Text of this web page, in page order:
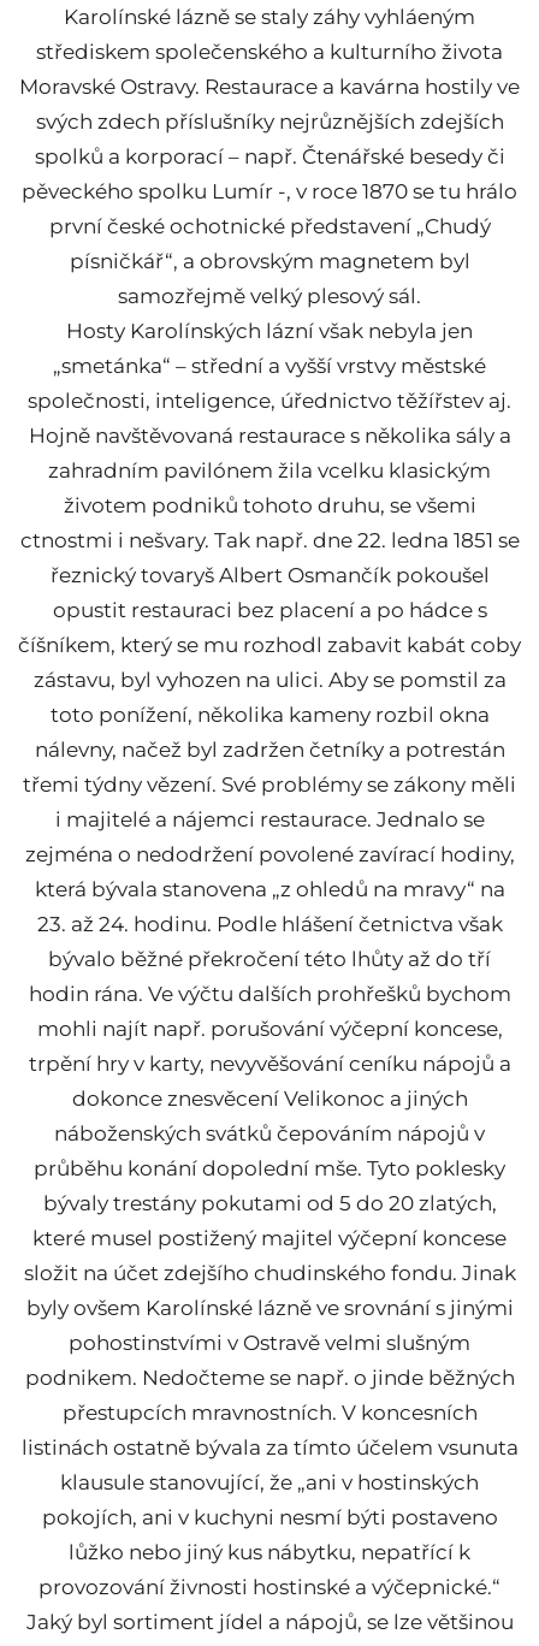
Karolínské lázně se staly záhy vyhláeným
střediskem společenského a kulturního života
Moravské Ostravy. Restaurace a kavárna hostily ve
svých zdech příslušníky nejrůznějších zdejších
spolků a korporací – např. Čtenářské besedy či
pěveckého spolku Lumír -, v roce 1870 se tu hrálo
první české ochotnické představení „Chudý
písničkář“, a obrovským magnetem byl
samozřejmě velký plesový sál.
Hosty Karolínských lázní však nebyla jen
„smetánka“ – střední a vyšší vrstvy městské
společnosti, inteligence, úřednictvo těžířstev aj.
Hojně navštěvovaná restaurace s několika sály a
zahradním pavilónem žila vcelku klasickým
životem podniků tohoto druhu, se všemi
ctnostmi i nešvary. Tak např. dne 22. ledna 1851 se
řeznický tovaryš Albert Osmančík pokoušel
opustit restauraci bez placení a po hádce s
číšníkem, který se mu rozhodl zabavit kabát coby
zástavu, byl vyhozen na ulici. Aby se pomstil za
toto ponížení, několika kameny rozbil okna
nálevny, načež byl zadržen četníky a potrestán
třemi týdny vězení. Své problémy se zákony měli
i majitelé a nájemci restaurace. Jednalo se
zejména o nedodržení povolené zavírací hodiny,
která bývala stanovena „z ohledů na mravy“ na
23. až 24. hodinu. Podle hlášení četnictva však
bývalo běžné překročení této lhůty až do tří
hodin rána. Ve výčtu dalších prohřešků bychom
mohli najít např. porušování výčepní koncese,
trpění hry v karty, nevyvěšování ceníku nápojů a
dokonce znesvěcení Velikonoc a jiných
náboženských svátků čepováním nápojů v
průběhu konání dopolední mše. Tyto poklesky
bývaly trestány pokutami od 5 do 20 zlatých,
které musel postižený majitel výčepní koncese
složit na účet zdejšího chudinského fondu. Jinak
byly ovšem Karolínské lázně ve srovnání s jinými
pohostinstvími v Ostravě velmi slušným
podnikem. Nedočteme se např. o jinde běžných
přestupcích mravnostních. V koncesních
listinách ostatně bývala za tímto účelem vsunuta
klausule stanovující, že „ani v hostinských
pokojích, ani v kuchyni nesmí býti postaveno
lůžko nebo jiný kus nábytku, nepatřící k
provozování živnosti hostinské a výčepnické.“
Jaký byl sortiment jídel a nápojů, se lze většinou